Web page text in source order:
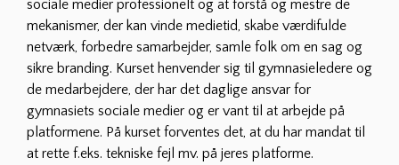
sociale medier professionelt og at forstå og mestre de
mekanismer, der kan vinde medietid, skabe værdifulde
netværk, forbedre samarbejder, samle folk om en sag og
sikre branding. Kurset henvender sig til gymnasieledere og
de medarbejdere, der har det daglige ansvar for
gymnasiets sociale medier og er vant til at arbejde på
platformene. På kurset forventes det, at du har mandat til
at rette f.eks. tekniske fejl mv. på jeres platforme.